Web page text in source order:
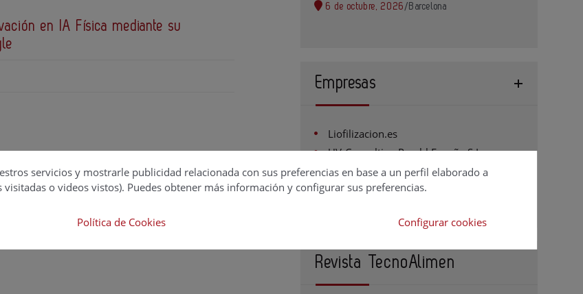
en IA Física mediante su
StoneExtractor para reducir los daños
incrustadas en líneas de patatas chips
6 de octubre, 2026 / Barcelona
Empresas
Liofilizacion.es
UV-Consulting Peschl España S.L.
Coformacion
AERZEN IBÉRICA
Revista TecnoAlimen
servicios y mostrarle publicidad relacionada con sus preferencias en base a un perfil elaborado a
o videos vistos). Puedes obtener más información y configurar sus preferencias.
Política de Cookies Configurar cookies